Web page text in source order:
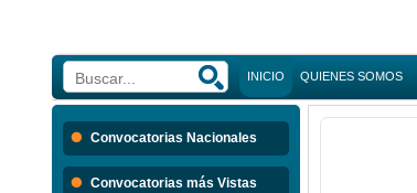
INICIO QUIENES SOMOS
Convocatorias Nacionales
Convocatorias más Vistas